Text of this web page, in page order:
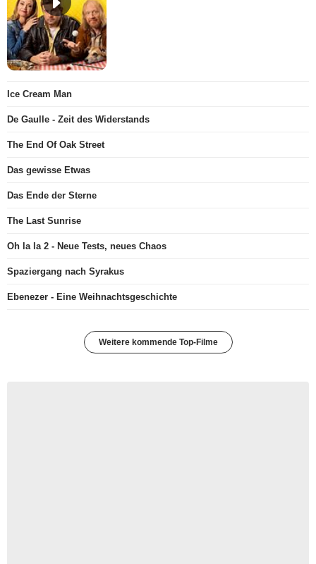
Ice Cream Man
De Gaulle - Zeit des Widerstands
The End Of Oak Street
Das gewisse Etwas
Das Ende der Sterne
The Last Sunrise
Oh la la 2 - Neue Tests, neues Chaos
Spaziergang nach Syrakus
Ebenezer - Eine Weihnachtsgeschichte
Weitere kommende Top-Filme